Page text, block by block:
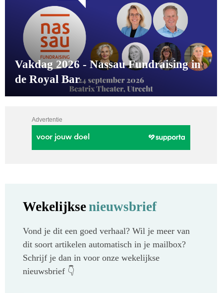
Vakdag 2026 - Nassau Fundraising in
de Royal Bar
Advertentie
Wekelijksenieuwsbrief
Vond je dit een goed verhaal? Wil je meer van
dit soort artikelen automatisch in je mailbox?
Schrijf je dan in voor onze wekelijkse
nieuwsbrief 👇